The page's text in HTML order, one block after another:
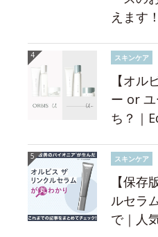
えます！
スキンケア
【オ
ー or
ち？｜
スキンケア
【保存
ルセラ
で｜人